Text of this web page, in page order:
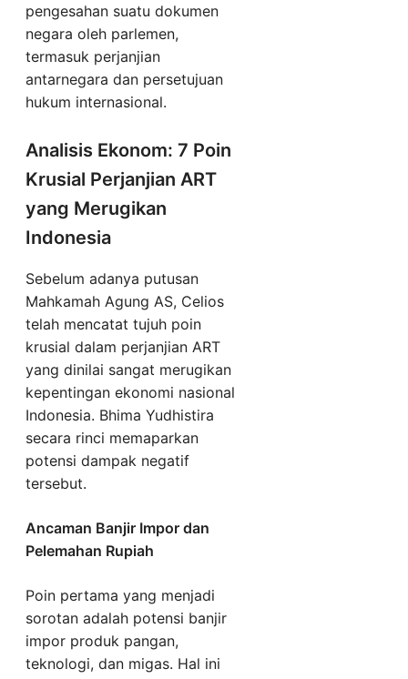
pengesahan suatu dokumen
negara oleh parlemen,
termasuk perjanjian
antarnegara dan persetujuan
hukum internasional.
Analisis Ekonom: 7 Poin
Krusial Perjanjian ART
yang Merugikan
Indonesia
Sebelum adanya putusan
Mahkamah Agung AS, Celios
telah mencatat tujuh poin
krusial dalam perjanjian ART
yang dinilai sangat merugikan
kepentingan ekonomi nasional
Indonesia. Bhima Yudhistira
secara rinci memaparkan
potensi dampak negatif
tersebut.
Ancaman Banjir Impor dan
Pelemahan Rupiah
Poin pertama yang menjadi
sorotan adalah potensi banjir
impor produk pangan,
teknologi, dan migas. Hal ini